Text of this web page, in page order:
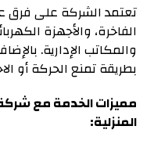
تعتمد الشركة على فرق
الفاخرة، والأجهزة
والمكاتب الإدارية.
بطريقة تمنع الحركة أو
مميزات الخدمة مع
المنزلية: